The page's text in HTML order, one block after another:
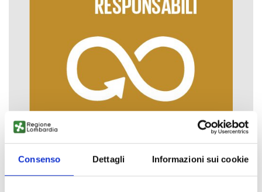
Consenso Dettagli Informazioni sui cookie